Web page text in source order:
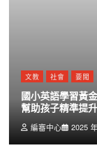
文教 社會 要聞
國小英語學習黃
幫助孩子精準提
編審中心 2025